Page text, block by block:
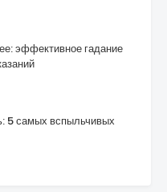
эффективное гадание
5 самых вспыльчивых